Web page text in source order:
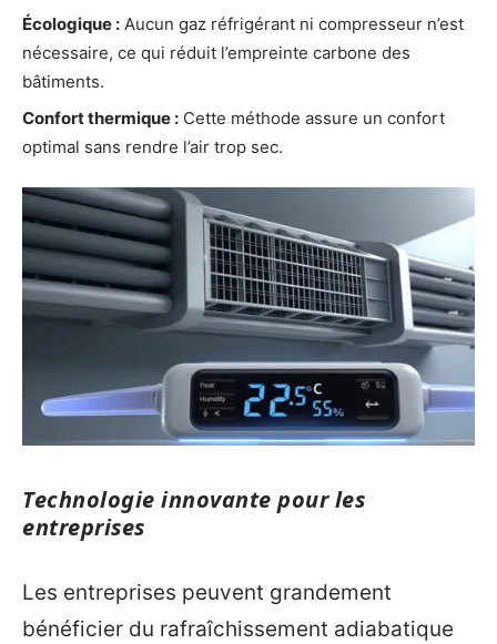
Écologique : Aucun gaz réfrigérant ni compresseur n’est
nécessaire, ce qui réduit l’empreinte carbone des
bâtiments.
Confort thermique : Cette méthode assure un confort
optimal sans rendre l’air trop sec.
Technologie innovante pour les
entreprises
Les entreprises peuvent grandement
bénéficier du rafraîchissement adiabatique